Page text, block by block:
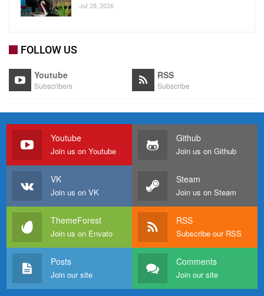
Jul 28, 2026
FOLLOW US
Youtube
Subscribers
RSS
Subscribe
Youtube
Join us on Youtube
Github
Join us on Github
VK
Join us on VK
Steam
Join us on Steam
ThemeForest
Join us on Envato
RSS
Subscribe our RSS
Posts
Join our site
Comments
Join our site